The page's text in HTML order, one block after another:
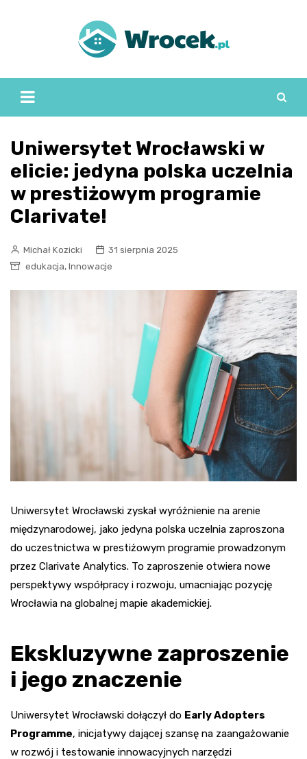
Uniwersytet Wrocławski w
elicie: jedyna polska uczelnia
w prestiżowym programie
Clarivate!
Michał Kozicki
31 sierpnia 2025
edukacja, Innowacje
Uniwersytet Wrocławski zyskał wyróżnienie na arenie
międzynarodowej, jako jedyna polska uczelnia zaproszona
do uczestnictwa w prestiżowym programie prowadzonym
przez Clarivate Analytics. To zaproszenie otwiera nowe
perspektywy współpracy i rozwoju, umacniając pozycję
Wrocławia na globalnej mapie akademickiej.
Ekskluzywne zaproszenie
i jego znaczenie
Uniwersytet Wrocławski dołączył do Early Adopters
Programme, inicjatywy dającej szansę na zaangażowanie
w rozwój i testowanie innowacyjnych narzędzi